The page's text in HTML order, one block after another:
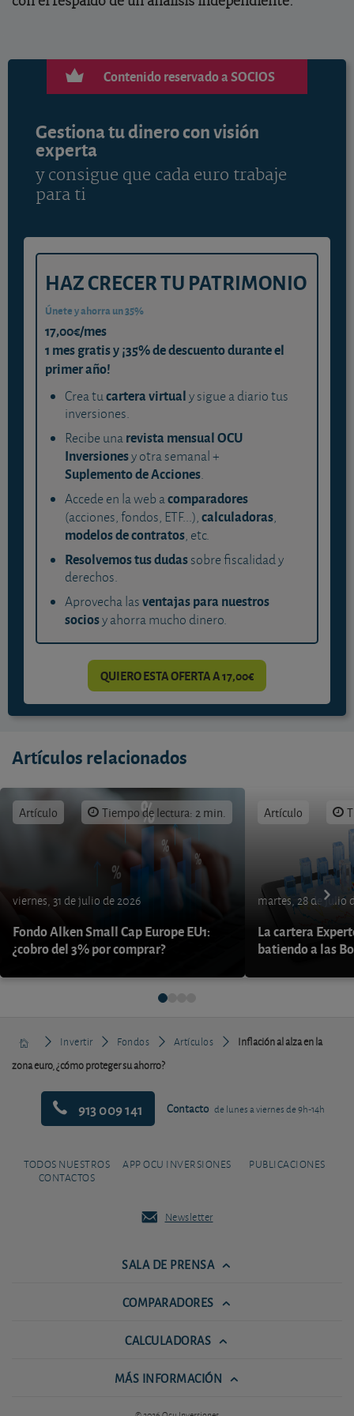
Contenido reservado a SOCIOS
Gestiona tu dinero con visión
experta
y consigue que cada euro trabaje
para ti
HAZ CRECER TU PATRIMONIO
Únete y ahorra un 35%
17,00€/mes
1 mes gratis y ¡35% de descuento durante el
primer año!
Crea tucartera virtualy sigue a diario tus
inversiones.
Recibe unarevista mensual OCU
Inversionesy otra semanal +
Suplemento de Acciones.
Accede en la web acomparadores
(acciones, fondos, ETF...),calculadoras,
modelos de contratos, etc.
Resolvemos tus dudassobre fiscalidad y
derechos.
Aprovecha lasventajas para nuestros
sociosy ahorra mucho dinero.
QUIERO ESTA OFERTA A 17,00€
Artículos relacionados
Artículo Tiempo de lectura: 2 min.
viernes, 31 de julio de 2026
Fondo Alken Small Cap Europe EU1:
¿cobro del 3% por comprar?
Artículo
martes, 28 de julio
La cartera
batiendo a las
Invertir Fondos Artículos
Inflación al alza en la
zona euro, ¿cómo proteger su ahorro?
913 009 141 Contacto de lunes a viernes de 9h-14h
TODOS NUESTROS
CONTACTOS
APP OCU INVERSIONES PUBLICACIONES
Newsletter
SALA DE PRENSA
COMPARADORES
CALCULADORAS
MÁS INFORMACIÓN